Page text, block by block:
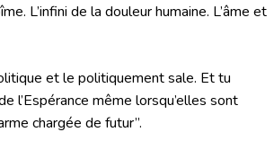
L’infini de la douleur humaine. L’âme et
et le politiquement sale. Et tu
l’Espérance même lorsqu’elles sont
chargée de futur”.